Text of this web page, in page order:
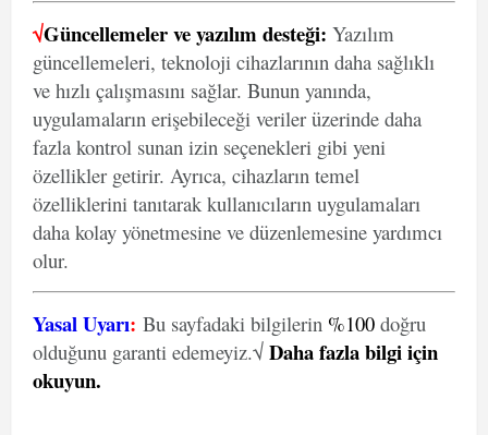
√Güncellemeler ve yazılım desteği: Yazılım
güncellemeleri, teknoloji cihazlarının daha sağlıklı
ve hızlı çalışmasını sağlar. Bunun yanında,
uygulamaların erişebileceği veriler üzerinde daha
fazla kontrol sunan izin seçenekleri gibi yeni
özellikler getirir. Ayrıca, cihazların temel
özelliklerini tanıtarak kullanıcıların uygulamaları
daha kolay yönetmesine ve düzenlemesine yardımcı
olur.
Yasal Uyarı: Bu sayfadaki bilgilerin %100 doğru
olduğunu garanti edemeyiz.√ Daha fazla bilgi için
okuyun.